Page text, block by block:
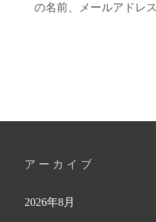
の名前、メールアドレ
アーカイブ
2026年8月